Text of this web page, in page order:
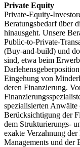
Private Equity
Private-Equity-
Beratungsbedarf über
hinausgeht. Unsere
Public-to-Private-
(Buy-and-build) und
sind, etwa beim
Eingehung von
deren Finanzierung.
spezialisierten
Berücksichtigung der
dem Strukturierungs-
exakte Verzahnung
Managements und der